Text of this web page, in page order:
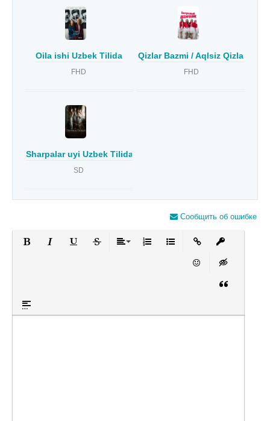
Oila ishi Uzbek Tilida
FHD
Qizlar Bazmi / Aqlsiz Qizlar
FHD
Sharpalar uyi Uzbek Tilida
SD
Сообщить об ошибке
Нумерованный список
Маркированный список
Вставить ссылку
Вставить
Вставить смайлик
Вставка